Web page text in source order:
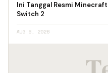
Ini Tanggal Resmi
Switch 2
AUG 6, 2026